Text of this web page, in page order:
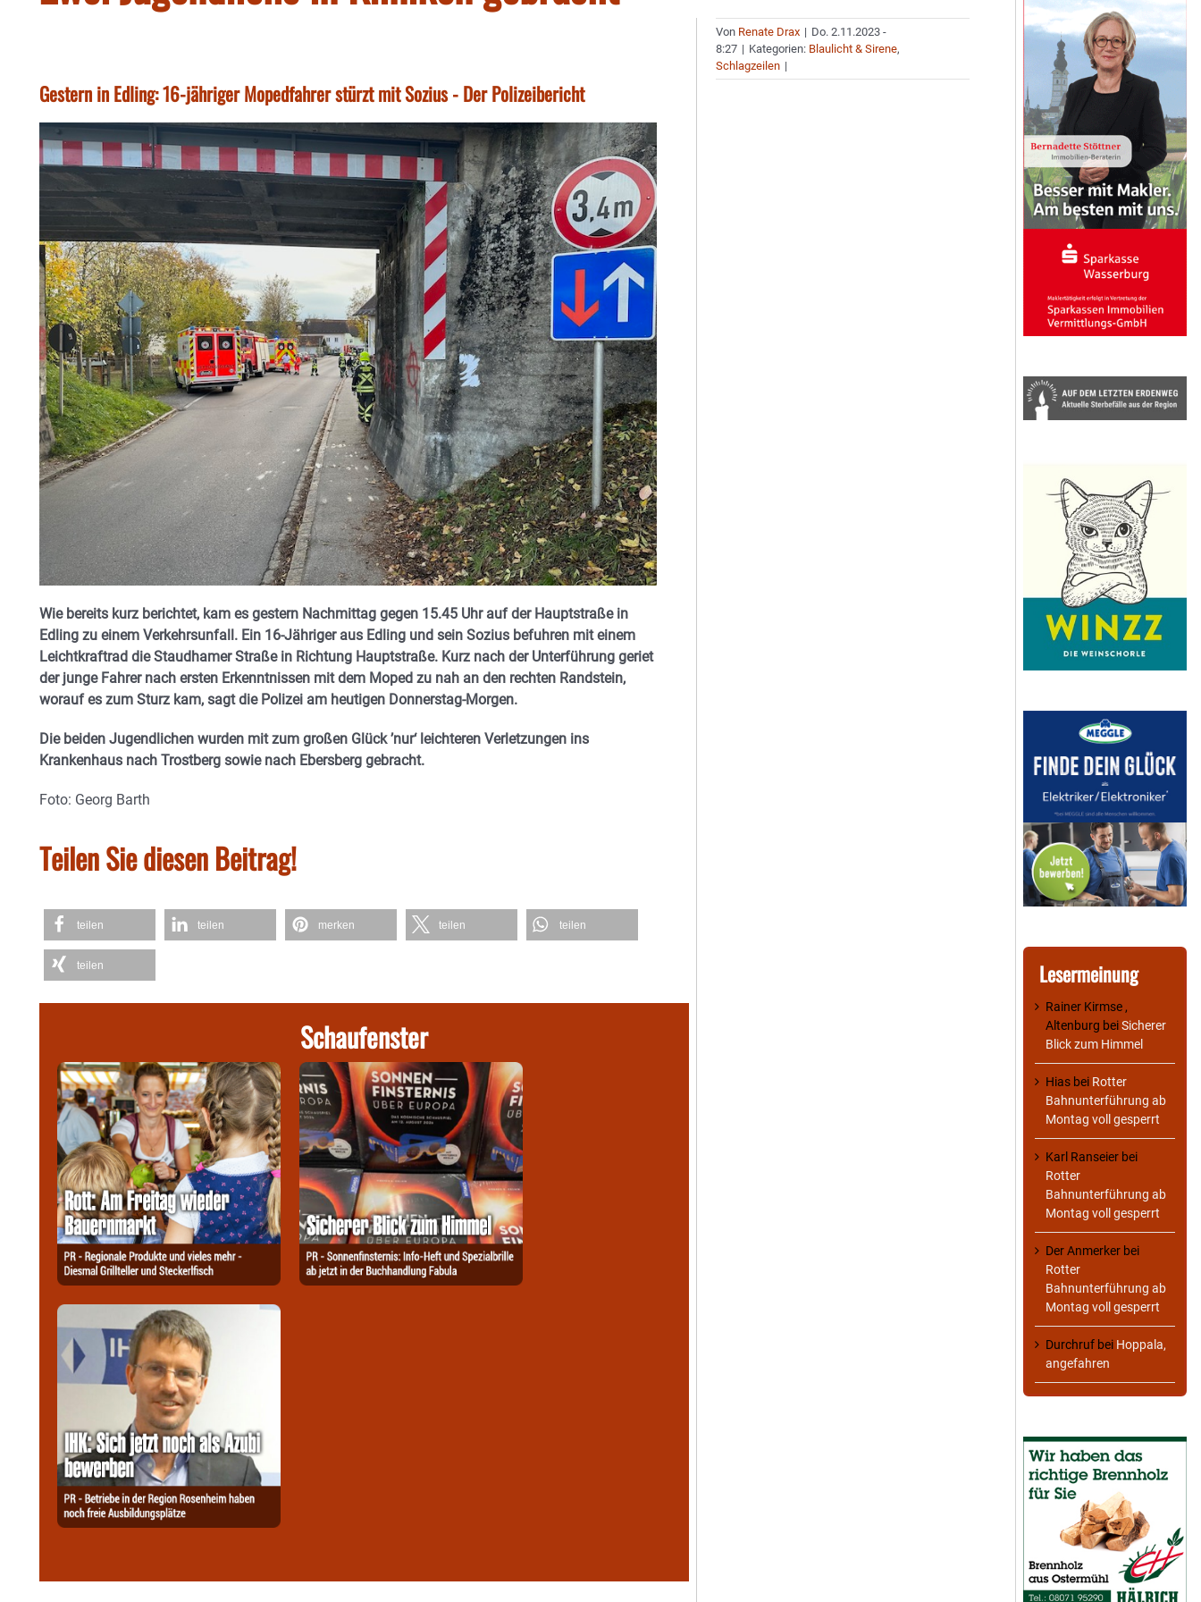
Gestern in Edling: 16-jähriger Mopedfahrer stürzt mit Sozius - Der Polizeibericht
Wie bereits kurz berichtet, kam es gestern Nachmittag gegen 15.45 Uhr auf der Hauptstraße in
Edling zu einem Verkehrsunfall. Ein 16-Jähriger aus Edling und sein Sozius befuhren mit einem
Leichtkraftrad die Staudhamer Straße in Richtung Hauptstraße. Kurz nach der Unterführung geriet
der junge Fahrer nach ersten Erkenntnissen mit dem Moped zu nah an den rechten Randstein,
worauf es zum Sturz kam, sagt die Polizei am heutigen Donnerstag-Morgen.
Die beiden Jugendlichen wurden mit zum großen Glück ’nur‘ leichteren Verletzungen ins
Krankenhaus nach Trostberg sowie nach Ebersberg gebracht.
Foto: Georg Barth
Teilen Sie diesen Beitrag!
teilen teilen merken teilen teilen
teilen
Schaufenster
Von Renate Drax | Do. 2.11.2023 -
8:27 | Kategorien: Blaulicht & Sirene,
Schlagzeilen |
Lesermeinung
Rainer Kirmse ,
Altenburg beiSicherer
Blick zum Himmel
Hias bei Rotter
Bahnunterführung ab
Montag voll gesperrt
Karl Ranseier bei
Rotter
Bahnunterführung ab
Montag voll gesperrt
Der Anmerker bei
Rotter
Bahnunterführung ab
Montag voll gesperrt
Durchruf bei Hoppala,
angefahren